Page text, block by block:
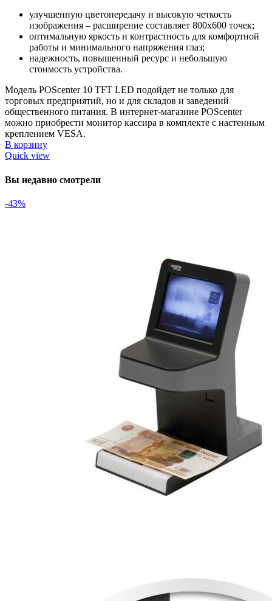
улучшенную цветопередачу и высокую четкость
изображения – расширение составляет 800х600 точек;
оптимальную яркость и контрастность для комфортной
работы и минимального напряжения глаз;
надежность, повышенный ресурс и небольшую
стоимость устройства.
Модель POScenter 10 TFT LED подойдет не только для
торговых предприятий, но и для складов и заведений
общественного питания. В интернет-магазине POScenter
можно приобрести монитор кассира в комплекте с настенным
креплением VESA.
В корзину
Quick view
Вы недавно смотрели
-43%